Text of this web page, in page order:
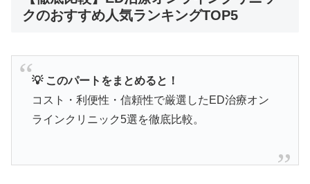
クのおすすめ人気ランキングTOP5
💡 このパートをまとめると！
コスト・利便性・信頼性で厳選したED治療オン
ラインクリニック5選を徹底比較。